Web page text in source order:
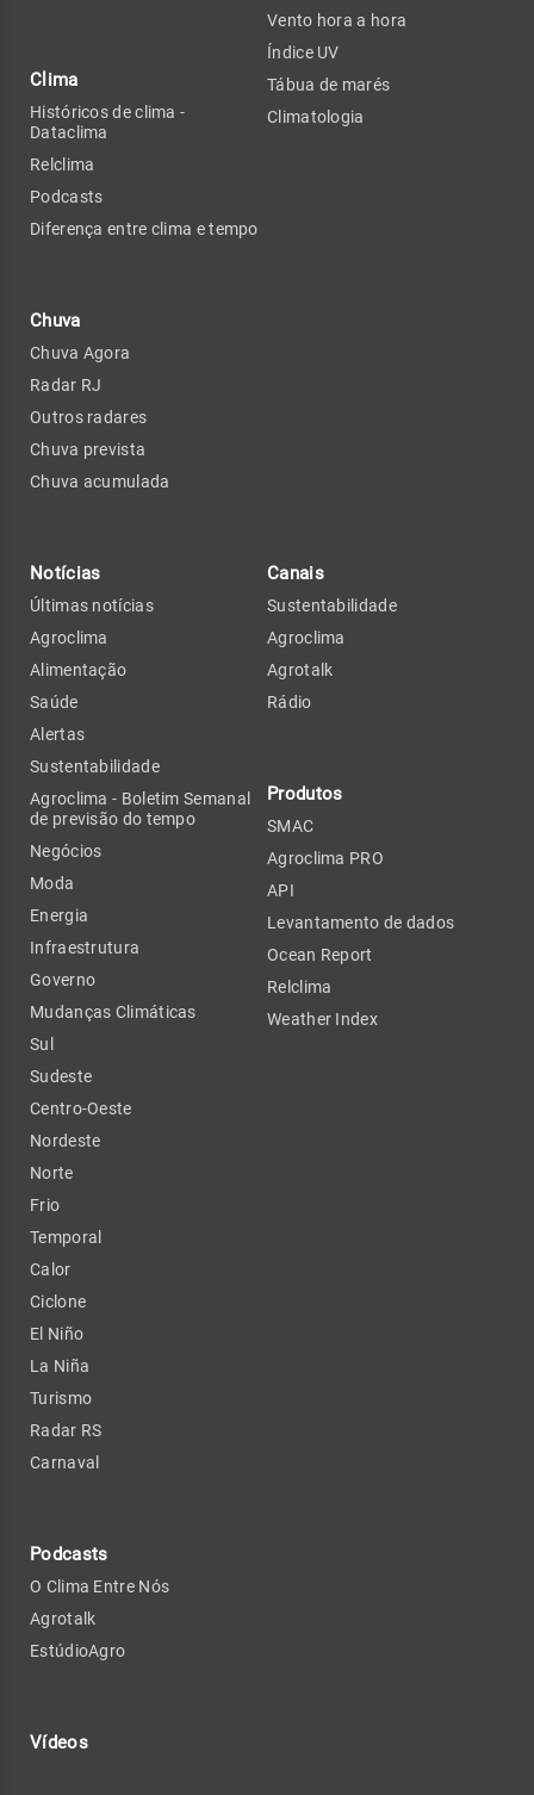
Clima
Históricos de clima -
Dataclima
Relclima
Podcasts
Diferença entre clima e tempo
Chuva
Chuva Agora
Radar RJ
Outros radares
Chuva prevista
Chuva acumulada
Vento hora a hora
Índice UV
Tábua de marés
Climatologia
Notícias
Últimas notícias
Agroclima
Alimentação
Saúde
Alertas
Sustentabilidade
Agroclima - Boletim Semanal
de previsão do tempo
Negócios
Moda
Energia
Infraestrutura
Governo
Mudanças Climáticas
Sul
Sudeste
Centro-Oeste
Nordeste
Norte
Frio
Temporal
Calor
Ciclone
El Niño
La Niña
Turismo
Radar RS
Carnaval
Podcasts
O Clima Entre Nós
Agrotalk
EstúdioAgro
Vídeos
Canais
Sustentabilidade
Agroclima
Agrotalk
Rádio
Produtos
SMAC
Agroclima PRO
API
Levantamento de dados
Ocean Report
Relclima
Weather Index